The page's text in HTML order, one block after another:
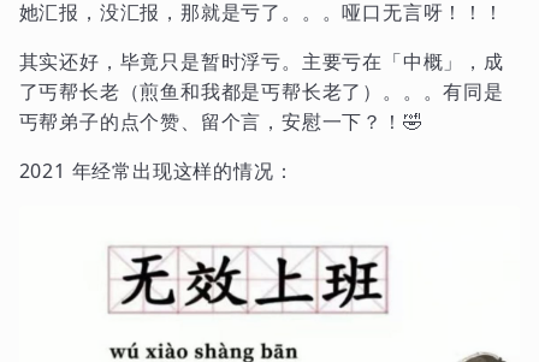
她汇报，没汇报，那就是亏了。。。哑口无言呀！！！
其实还好，毕竟只是暂时浮亏。主要亏在「中概」，成
了丐帮长老（煎鱼和我都是丐帮长老了）。。。有同是
丐帮弟子的点个赞、留个言，安慰一下？！🤣
2021 年经常出现这样的情况：